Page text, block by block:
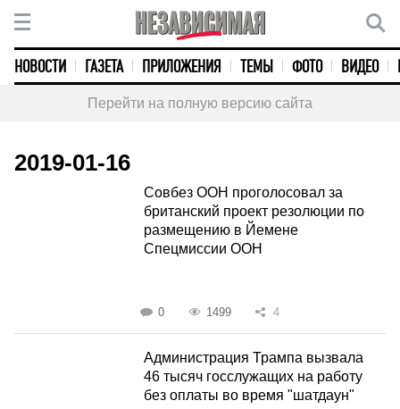
НОВОСТИ ГАЗЕТА ПРИЛОЖЕНИЯ ТЕМЫ ФОТО ВИДЕО
Перейти на полную версию сайта
2019-01-16
Совбез ООН проголосовал за
британский проект резолюции по
размещению в Йемене
Спецмиссии ООН
0 1499 4
Администрация Трампа вызвала
46 тысяч госслужащих на работу
без оплаты во время "шатдаун"